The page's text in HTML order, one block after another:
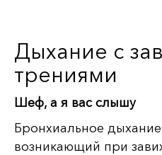
Дыхание с
трениями
Шеф, а я вас слышу
Бронхиальное
возникающий при